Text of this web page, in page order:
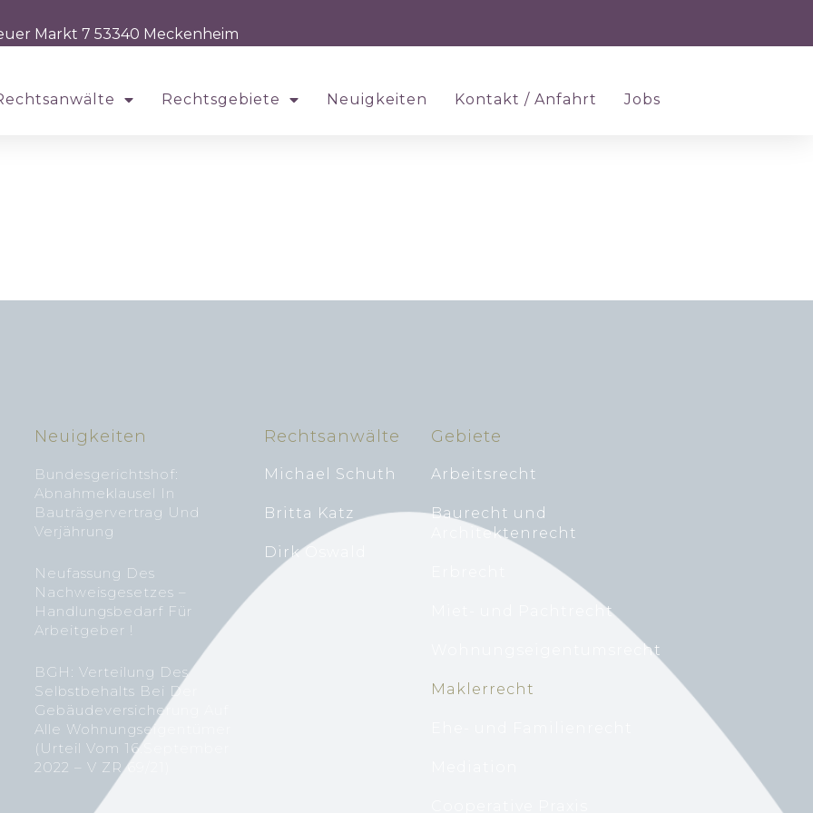
Markt 7 53340 Meckenheim
Rechtsgebiete Neuigkeiten Kontakt / Anfahrt Jobs
Neuigkeiten
Bundesgerichtshof:
Abnahmeklausel In
Bauträgervertrag Und
Verjährung
Neufassung Des
Nachweisgesetzes –
Handlungsbedarf Für
Arbeitgeber !
BGH: Verteilung Des
Selbstbehalts Bei Der
Gebäudeversicherung Auf
Alle Wohnungseigentümer
(Urteil Vom 16.September
2022 – V ZR 69/21)
Rechtsanwälte
Michael Schuth
Britta Katz
Dirk Oswald
Gebiete
Arbeitsrecht
Baurecht und
Architektenrecht
Miet- und Pachtrecht
Wohnungseigentumsrecht
Maklerrecht